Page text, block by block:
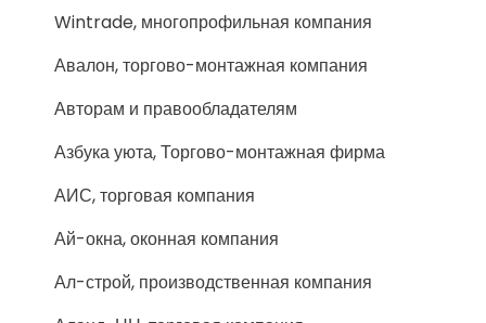
Wintrade, многопрофильная компания
Авалон, торгово-монтажная компания
Авторам и правообладателям
Азбука уюта, Торгово-монтажная фирма
АИС, торговая компания
Ай-окна, оконная компания
Ал-строй, производственная компания